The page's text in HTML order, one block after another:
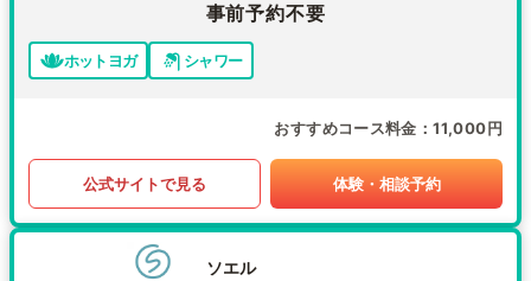
事前予約不要
ホットヨガ シャワー
おすすめコース料金 11,000円
公式サイトで見る 体験・相談予約
ソエル